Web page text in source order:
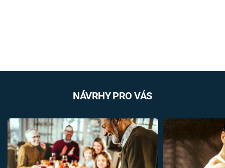
NÁVRHY PRO VÁS